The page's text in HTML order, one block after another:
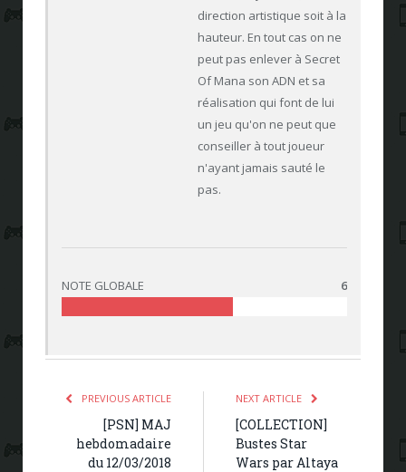
direction artistique soit à la
hauteur. En tout cas on ne
peut pas enlever à Secret
Of Mana son ADN et sa
réalisation qui font de lui
un jeu qu'on ne peut que
conseiller à tout joueur
n'ayant jamais sauté le
pas.
NOTE GLOBALE 6
PREVIOUS ARTICLE
[PSN] MAJ
hebdomadaire
du 12/03/2018
NEXT ARTICLE
[COLLECTION]
Bustes Star
Wars par Altaya